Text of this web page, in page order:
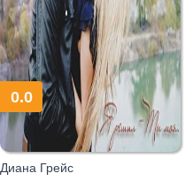
0.0
Диана Грейс